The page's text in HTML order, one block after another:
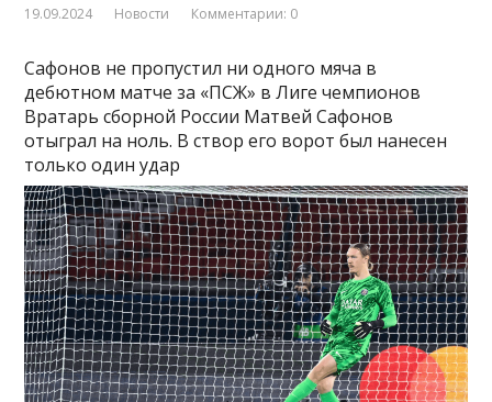
19.09.2024 Новости Комментарии: 0
Сафонов не пропустил ни одного мяча в
дебютном матче за «ПСЖ» в Лиге чемпионов
Вратарь сборной России Матвей Сафонов
отыграл на ноль. В створ его ворот был нанесен
только один удар